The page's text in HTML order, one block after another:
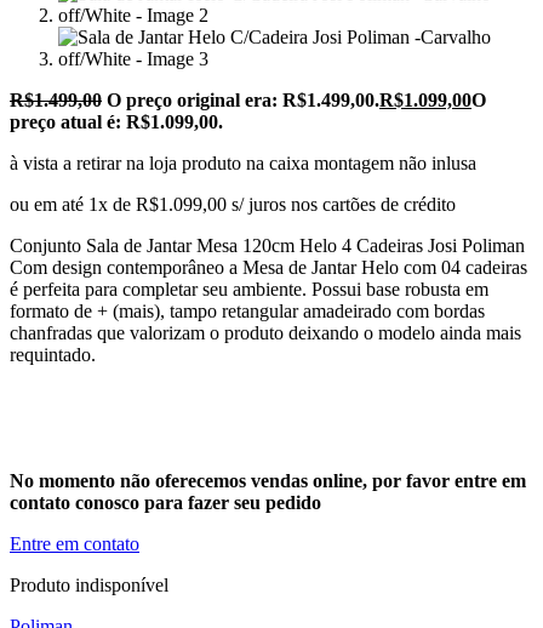
R$1.499,00 O preço original era: R$1.499,00.R$1.099,00O
preço atual é: R$1.099,00.
à vista a retirar na loja produto na caixa montagem não inlusa
ou em até 1x de R$1.099,00 s/ juros nos cartões de crédito
Conjunto Sala de Jantar Mesa 120cm Helo 4 Cadeiras Josi Poliman
Com design contemporâneo a Mesa de Jantar Helo com 04 cadeiras
é perfeita para completar seu ambiente. Possui base robusta em
formato de + (mais), tampo retangular amadeirado com bordas
chanfradas que valorizam o produto deixando o modelo ainda mais
requintado.
No momento não oferecemos vendas online, por favor entre em
contato conosco para fazer seu pedido
Entre em contato
Produto indisponível